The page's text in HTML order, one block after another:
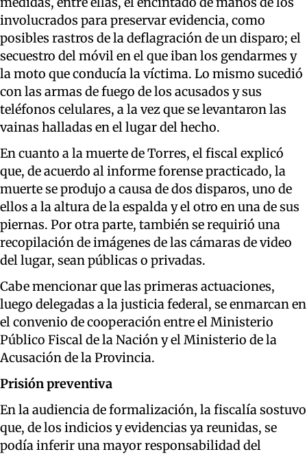
involucrados para preservar evidencia, como
posibles rastros de la deflagración de un disparo; el
secuestro del móvil en el que iban los gendarmes y
la moto que conducía la víctima. Lo mismo sucedió
con las armas de fuego de los acusados y sus
teléfonos celulares, a la vez que se levantaron las
vainas halladas en el lugar del hecho.
En cuanto a la muerte de Torres, el fiscal explicó
que, de acuerdo al informe forense practicado, la
muerte se produjo a causa de dos disparos, uno de
ellos a la altura de la espalda y el otro en una de sus
piernas. Por otra parte, también se requirió una
recopilación de imágenes de las cámaras de video
del lugar, sean públicas o privadas.
Cabe mencionar que las primeras actuaciones,
luego delegadas a la justicia federal, se enmarcan en
el convenio de cooperación entre el Ministerio
Público Fiscal de la Nación y el Ministerio de la
Acusación de la Provincia.
Prisión preventiva
En la audiencia de formalización, la fiscalía sostuvo
que, de los indicios y evidencias ya reunidas, se
podía inferir una mayor responsabilidad del